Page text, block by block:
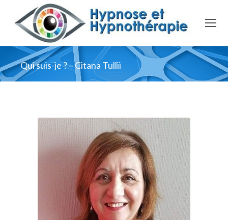
Qui suis-je ? – Citana Tullii